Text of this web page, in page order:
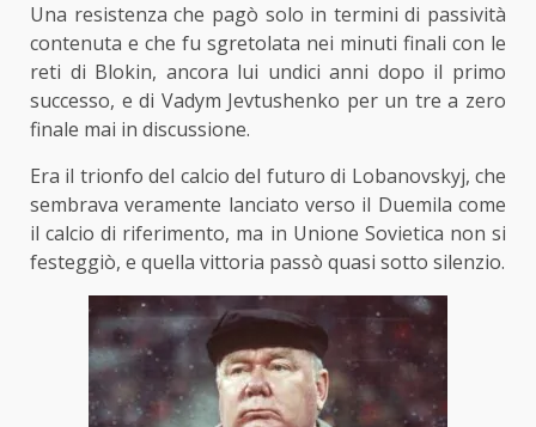
Una resistenza che pagò solo in termini di passività
contenuta e che fu sgretolata nei minuti finali con le
reti di Blokin, ancora lui undici anni dopo il primo
successo, e di Vadym Jevtushenko per un tre a zero
finale mai in discussione.
Era il trionfo del calcio del futuro di Lobanovskyj, che
sembrava veramente lanciato verso il Duemila come
il calcio di riferimento, ma in Unione Sovietica non si
festeggiò, e quella vittoria passò quasi sotto silenzio.